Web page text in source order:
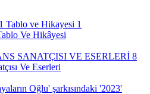
Ve Hikâyesi
Ve Eserleri